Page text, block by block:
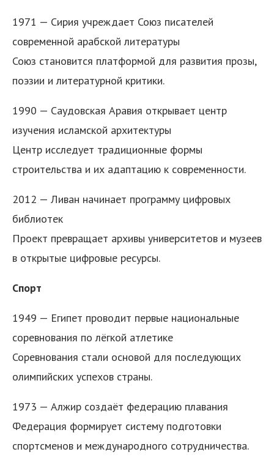
1971 — Сирия учреждает Союз писателей
современной арабской литературы
Союз становится платформой для развития прозы,
поэзии и литературной критики.
1990 — Саудовская Аравия открывает центр
изучения исламской архитектуры
Центр исследует традиционные формы
строительства и их адаптацию к современности.
2012 — Ливан начинает программу цифровых
библиотек
Проект превращает архивы университетов и музеев
в открытые цифровые ресурсы.
Спорт
1949 — Египет проводит первые национальные
соревнования по лёгкой атлетике
Соревнования стали основой для последующих
олимпийских успехов страны.
1973 — Алжир создаёт федерацию плавания
Федерация формирует систему подготовки
спортсменов и международного сотрудничества.